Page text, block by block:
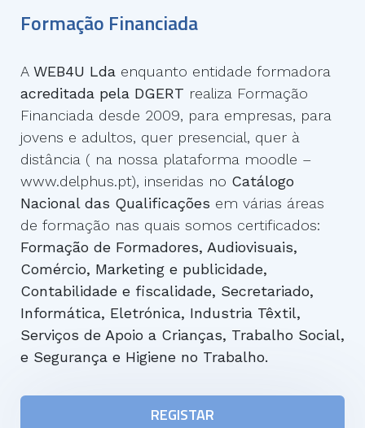
Formação Financiada
A WEB4U Lda enquanto entidade formadora
acreditada pela DGERT realiza Formação
Financiada desde 2009, para empresas, para
jovens e adultos, quer presencial, quer à
distância ( na nossa plataforma moodle –
www.delphus.pt), inseridas no Catálogo
Nacional das Qualificações em várias áreas
de formação nas quais somos certificados:
Formação de Formadores, Audiovisuais,
Comércio, Marketing e publicidade,
Contabilidade e fiscalidade, Secretariado,
Informática, Eletrónica, Industria Têxtil,
Serviços de Apoio a Crianças, Trabalho Social,
e Segurança e Higiene no Trabalho.
REGISTAR